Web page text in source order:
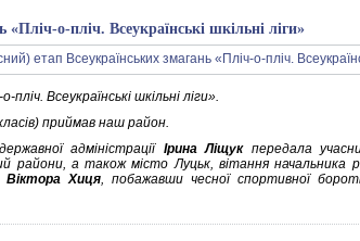
о-пліч. Всеукраїнські шкільні ліги»
Всеукраїнські шкільні ліги».
приймав наш район.
адміністрації Ірина Ліщукпередала
а також місто Луцьк, вітання начальника
Віктора Хиця, побажавши чесної спортивної